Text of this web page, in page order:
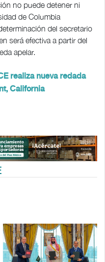
no puede detener ni
de Columbia
del secretario
será efectiva a partir del
apelar.
realiza nueva redada
California